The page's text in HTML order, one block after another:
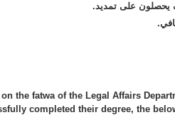
يحصلون على تمديد.
.
on the fatwa of the Legal Affairs
completed their degree, the